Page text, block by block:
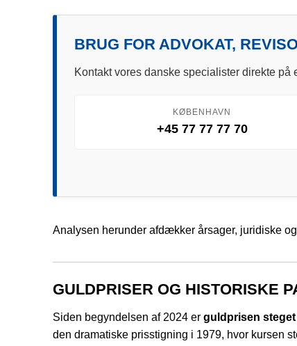
BRUG FOR ADVOKAT,
Kontakt vores danske specialister direkte på
KØBENHAVN
+45 77 77 77 70
Analysen herunder afdækker årsager, juridiske
GULDPRISER OG HISTORISKE
Siden begyndelsen af 2024 er guldprisen steget
den dramatiske prisstigning i 1979, hvor kursen